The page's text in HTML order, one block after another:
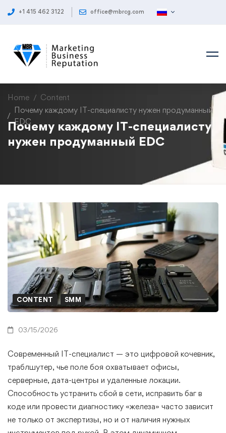
+1 415 462 3122 office@mbrcg.com
Home
Content
Почему каждому IT-специалисту нужен продуманный
EDC
Почему каждому IT-специалисту
нужен продуманный EDC
CONTENT SMM
03/15/2026
Современный IT-специалист — это цифровой кочевник,
траблшутер, чье поле боя охватывает офисы,
серверные, дата-центры и удаленные локации.
Способность устранить сбой в сети, исправить баг в
коде или провести диагностику «железа» часто зависит
не только от экспертизы, но и от наличия нужных